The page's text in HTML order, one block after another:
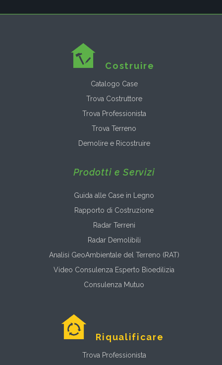
Costruire
Catalogo Case
Trova Costruttore
Trova Professionista
Trova Terreno
Demolire e Ricostruire
Prodotti e Servizi
Guida alle Case in Legno
Rapporto di Costruzione
Radar Terreni
Radar Demolibili
Analisi GeoAmbientale del Terreno (RAT)
Video Consulenza Esperto Bioedilizia
Consulenza Mutuo
Riqualificare
Trova Professionista